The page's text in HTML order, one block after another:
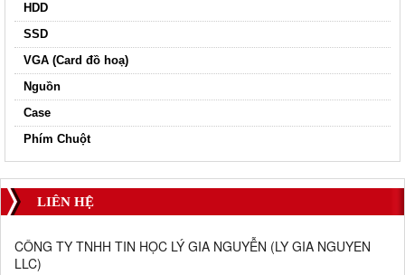
HDD
SSD
VGA (Card đồ hoạ)
Nguồn
Case
Phím Chuột
LIÊN HỆ
CÔNG TY TNHH TIN HỌC LÝ GIA NGUYỄN (LY GIA NGUYEN
LLC)